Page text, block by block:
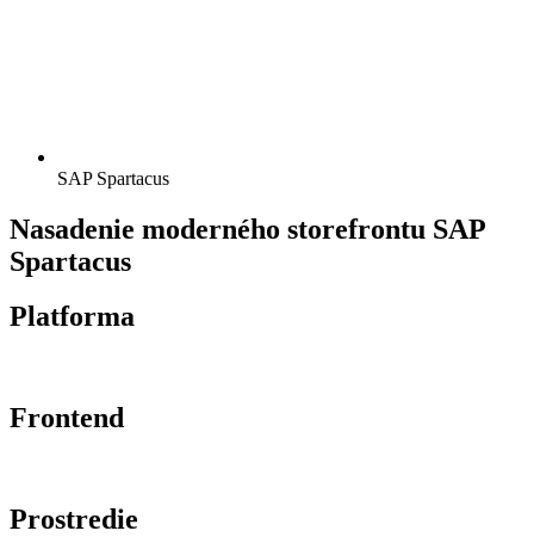
SAP Spartacus
Nasadenie moderného storefrontu SAP
Spartacus
Platforma
Frontend
Prostredie